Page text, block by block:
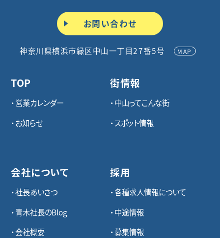
お問い合わせ
神奈川県横浜市緑区中山一丁目27番5号 MAP
TOP
営業カレンダー
お知らせ
会社について
社長あいさつ
青木社長のBlog
会社概要
街情報
中山ってこんな街
スポット情報
採用
各種求⼈情報について
中途情報
募集情報